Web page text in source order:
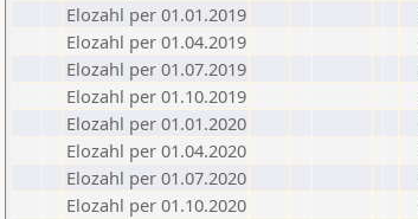
Elozahl per 01.01.2019
Elozahl per 01.04.2019
Elozahl per 01.07.2019
Elozahl per 01.10.2019
Elozahl per 01.01.2020
Elozahl per 01.04.2020
Elozahl per 01.07.2020
Elozahl per 01.10.2020